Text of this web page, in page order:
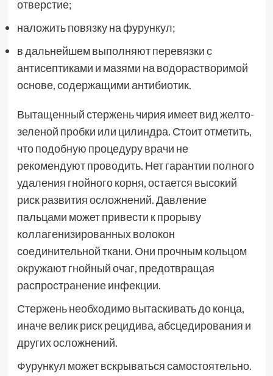
отверстие;
наложить повязку на фурункул;
в дальнейшем выполняют перевязки с
антисептиками и мазями на водорастворимой
основе, содержащими антибиотик.
Вытащенный стержень чирия имеет вид желто-
зеленой пробки или цилиндра. Стоит отметить,
что подобную процедуру врачи не
рекомендуют проводить. Нет гарантии полного
удаления гнойного корня, остается высокий
риск развития осложнений. Давление
пальцами может привести к прорыву
коллагенизированных волокон
соединительной ткани. Они прочным кольцом
окружают гнойный очаг, предотвращая
распространение инфекции.
Стержень необходимо вытаскивать до конца,
иначе велик риск рецидива, абсцедирования и
других осложнений.
Фурункул может вскрываться самостоятельно.